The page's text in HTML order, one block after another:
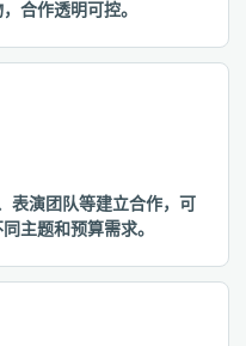
合作透明可控。
表演团队等建立合作，可
主题和预算需求。